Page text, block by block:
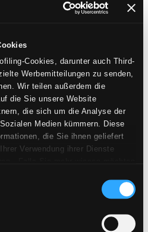
Cookies, darunter auch Third-
Werbemitteilungen zu senden,
Wir teilen außerdem die
die Sie unsere Website
die sich um die Analyse der
Medien kümmern. Diese
die Sie ihnen geliefert
Verwendung ihrer Dienste
kann durch Klicken auf die
gegeben werden. Falls Sie
„Ablehnen“ verweigern.